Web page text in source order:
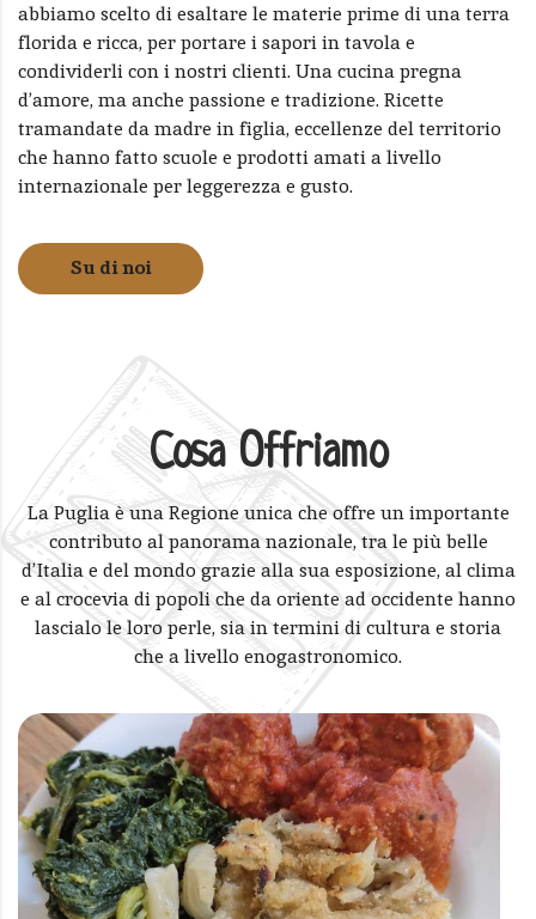
abbiamo scelto di esaltare le materie prime di una terra
florida e ricca, per portare i sapori in tavola e
condividerli con i nostri clienti. Una cucina pregna
d’amore, ma anche passione e tradizione. Ricette
tramandate da madre in figlia, eccellenze del territorio
che hanno fatto scuole e prodotti amati a livello
internazionale per leggerezza e gusto.
Su di noi
Cosa Offriamo
La Puglia è una Regione unica che offre un importante
contributo al panorama nazionale, tra le più belle
d’Italia e del mondo grazie alla sua esposizione, al clima
e al crocevia di popoli che da oriente ad occidente hanno
lascialo le loro perle, sia in termini di cultura e storia
che a livello enogastronomico.